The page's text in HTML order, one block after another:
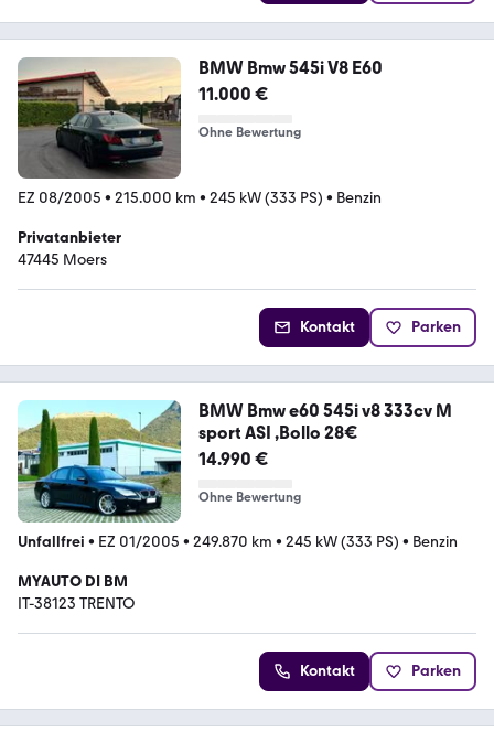
BMW Bmw 545i V8 E60
11.000 €
Ohne Bewertung
EZ 08/2005 • 215.000 km • 245 kW (333 PS) • Benzin
Privatanbieter
47445 Moers
Kontakt Parken
BMW Bmw e60 545i v8 333cv M
sport ASI ,Bollo 28€
14.990 €
Ohne Bewertung
Unfallfrei • EZ 01/2005 • 249.870 km • 245 kW (333 PS) • Benzin
MYAUTO DI BM
IT-38123 TRENTO
Kontakt Parken